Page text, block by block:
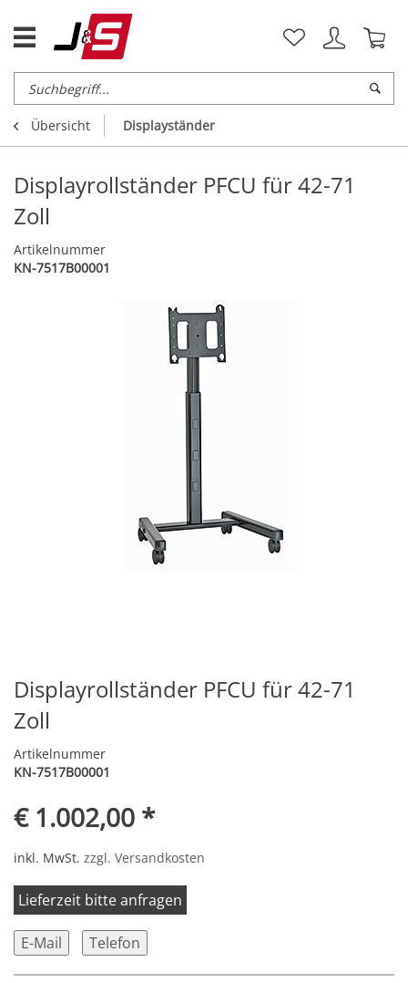
Übersicht Displayständer
Displayrollständer PFCU für 42-71
Zoll
Artikelnummer
KN-7517B00001
Displayrollständer PFCU für 42-71
Zoll
Artikelnummer
KN-7517B00001
€ 1.002,00 *
inkl. MwSt. zzgl. Versandkosten
Lieferzeit bitte anfragen
E-Mail Telefon